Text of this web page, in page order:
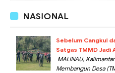
NASIONAL
Sebelum Cangkul
Satgas TMMD Jadi
MALINAU,
Membangun Desa